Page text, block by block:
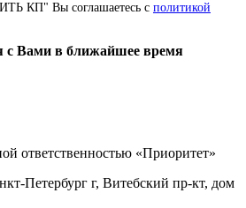
КП" Вы соглашаетесь с политикой
Вами в ближайшее время
ответственностью «Приоритет»
Петербург г, Витебский пр-кт, дом